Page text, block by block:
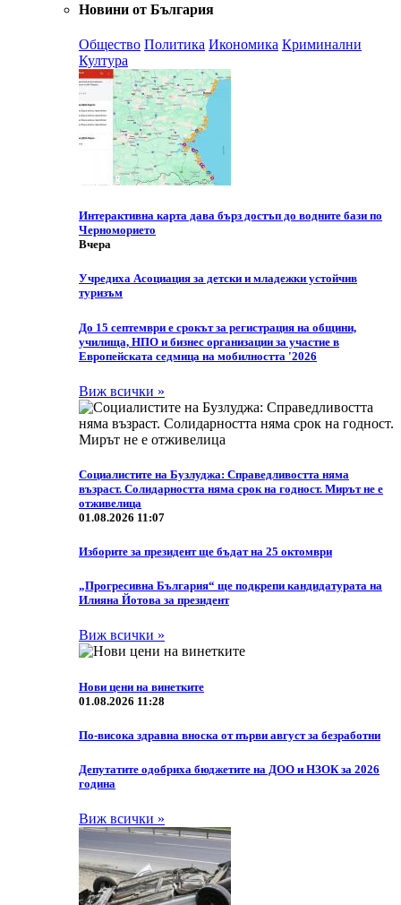
Новини от България
Общество Политика Икономика Криминални
Култура
Интерактивна карта дава бърз достъп до водните бази по
Черноморието
Вчера
Учредиха Асоциация за детски и младежки устойчив
туризъм
До 15 септември е срокът за регистрация на общини,
училища, НПО и бизнес организации за участие в
Европейската седмица на мобилността '2026
Виж всички »
Социалистите на Бузлуджа: Справедливостта няма
възраст. Солидарността няма срок на годност. Мирът не е
отживелица
01.08.2026 11:07
Изборите за президент ще бъдат на 25 октомври
„Прогресивна България“ ще подкрепи кандидатурата на
Илияна Йотова за президент
Виж всички »
Нови цени на винетките
01.08.2026 11:28
По-висока здравна вноска от първи август за безработни
Депутатите одобриха бюджетите на ДОО и НЗОК за 2026
година
Виж всички »